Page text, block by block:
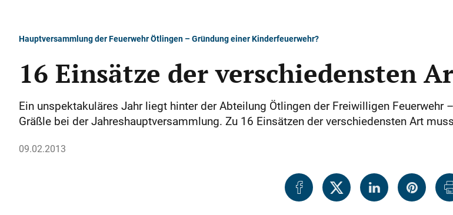
Hauptversammlung der Feuerwehr Ötlingen – Gründung einer Kinderfeuerwehr?
16 Einsätze der verschiedensten
Ein unspektakuläres Jahr liegt hinter der Abteilung Ötlingen der Freiwilligen
Gräßle bei der Jahreshauptversammlung. Zu 16 Einsätzen der verschiedensten Art
09.02.2013